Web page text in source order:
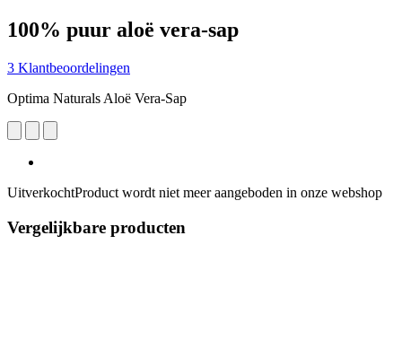
100% puur aloë vera-sap
3 Klantbeoordelingen
Optima Naturals Aloë Vera-Sap
UitverkochtProduct wordt niet meer aangeboden in onze webshop
Vergelijkbare producten